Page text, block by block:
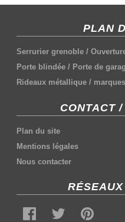
PLAN
Serrurier grenoble /
Porte blindée / Porte de
Rideaux métallique /
CONTACT
Plan du site
Mentions légales
Nous contacter